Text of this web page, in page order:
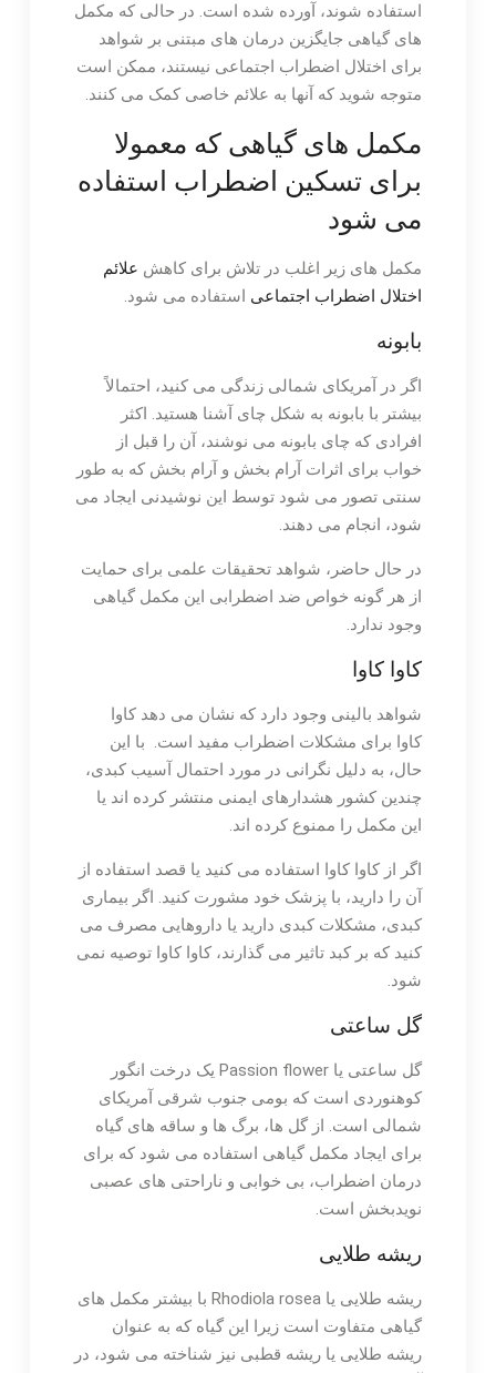
استفاده شوند، آورده شده است. در حالی که مکمل
های گیاهی جایگزین درمان های مبتنی بر شواهد
برای اختلال اضطراب اجتماعی نیستند، ممکن است
متوجه شوید که آنها به علائم خاصی کمک می کنند.
مکمل های گیاهی که معمولا
برای تسکین اضطراب استفاده
می شود
مکمل های زیر اغلب در تلاش برای کاهش علائم
اختلال اضطراب اجتماعی استفاده می شود.
بابونه
اگر در آمریکای شمالی زندگی می کنید، احتمالاً
بیشتر با بابونه به شکل چای آشنا هستید. اکثر
افرادی که چای بابونه می نوشند، آن را قبل از
خواب برای اثرات آرام بخش و آرام بخش که به طور
سنتی تصور می شود توسط این نوشیدنی ایجاد می
شود، انجام می دهند.
در حال حاضر، شواهد تحقیقات علمی برای حمایت
از هر گونه خواص ضد اضطرابی این مکمل گیاهی
وجود ندارد.
کاوا کاوا
شواهد بالینی وجود دارد که نشان می دهد کاوا
کاوا برای مشکلات اضطراب مفید است. با این
حال، به دلیل نگرانی در مورد احتمال آسیب کبدی،
چندین کشور هشدارهای ایمنی منتشر کرده اند یا
این مکمل را ممنوع کرده اند.
اگر از کاوا کاوا استفاده می کنید یا قصد استفاده از
آن را دارید، با پزشک خود مشورت کنید. اگر بیماری
کبدی، مشکلات کبدی دارید یا داروهایی مصرف می
کنید که بر کبد تاثیر می گذارند، کاوا کاوا توصیه نمی
شود.
گل ساعتی
گل ساعتی یا Passion flower یک درخت انگور
کوهنوردی است که بومی جنوب شرقی آمریکای
شمالی است. از گل ها، برگ ها و ساقه های گیاه
برای ایجاد مکمل گیاهی استفاده می شود که برای
درمان اضطراب، بی خوابی و ناراحتی های عصبی
نویدبخش است.
ریشه طلایی
ریشه طلایی یا Rhodiola rosea با بیشتر مکمل های
گیاهی متفاوت است زیرا این گیاه که به عنوان
ریشه طلایی یا ریشه قطبی نیز شناخته می شود، در